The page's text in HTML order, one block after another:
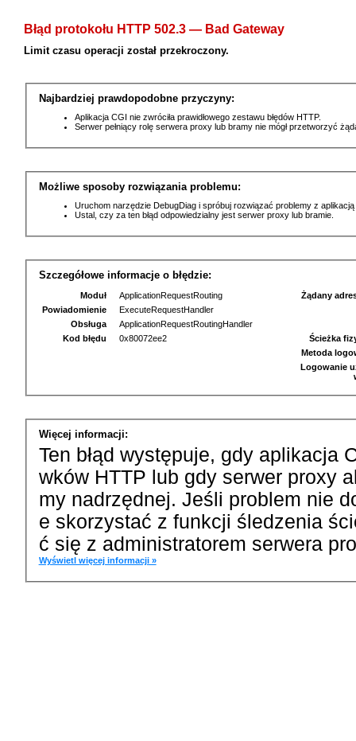
Błąd protokołu HTTP 502.3 — Bad Gateway
Limit czasu operacji został przekroczony.
Najbardziej prawdopodobne przyczyny:
Aplikacja CGI nie zwróciła prawidłowego zestawu błędów HTTP.
Serwer pełniący rolę serwera proxy lub bramy nie mógł przetworzyć
Możliwe sposoby rozwiązania problemu:
Uruchom narzędzie DebugDiag i spróbuj rozwiązać problemy z
Ustal, czy za ten błąd odpowiedzialny jest serwer proxy lub bramie.
Szczegółowe informacje o błędzie:
Moduł
ApplicationRequestRouting
Powiadomienie
ExecuteRequestHandler
Obsługa
ApplicationRequestRoutingHandler
Kod błędu
0x80072ee2
Żądany
Ścieżka
Metoda
Logowanie
Więcej informacji:
Ten błąd występuje, gdy aplikacja
wków HTTP lub gdy serwer proxy
my nadrzędnej. Jeśli problem nie
e skorzystać z funkcji śledzenia
ć się z administratorem serwera
Wyświetl więcej informacji »